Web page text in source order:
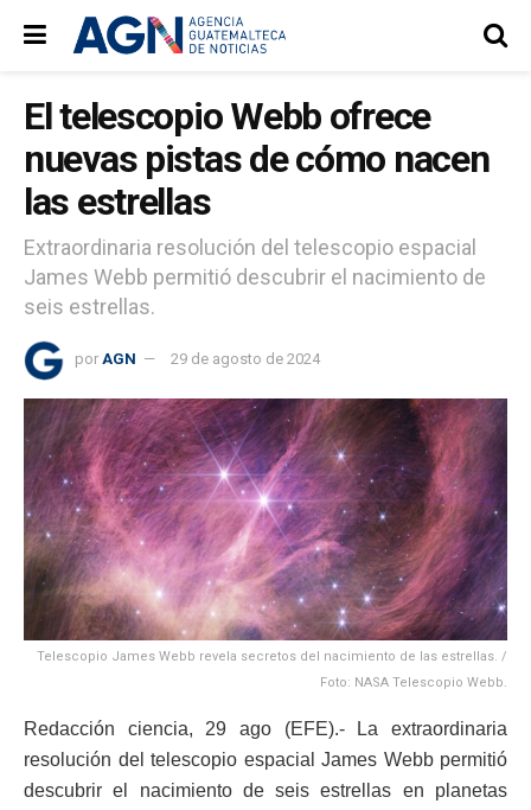
El telescopio Webb ofrece
nuevas pistas de cómo nacen
las estrellas
Extraordinaria resolución del telescopio espacial
James Webb permitió descubrir el nacimiento de
seis estrellas.
por AGN 29 de agosto de 2024
Telescopio James Webb revela secretos del nacimiento de las estrellas. /
Foto: NASA Telescopio Webb.
Redacción ciencia, 29 ago (EFE).- La extraordinaria
resolución del telescopio espacial James Webb permitió
descubrir el nacimiento de seis estrellas en planetas